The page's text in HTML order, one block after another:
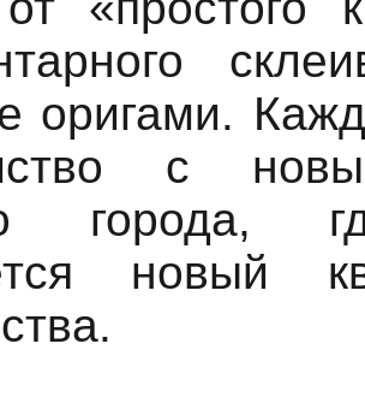
оригами.
с
города,
новый